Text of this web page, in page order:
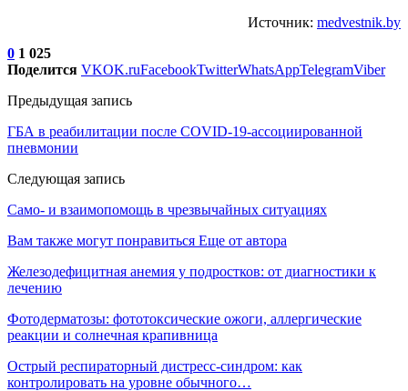
Источник: medvestnik.by
0 1 025
Поделится VKOK.ruFacebookTwitterWhatsAppTelegramViber
Предыдущая запись
ГБА в реабилитации после COVID-19-ассоциированной
пневмонии
Следующая запись
Само- и взаимопомощь в чрезвычайных ситуациях
Вам также могут понравиться Еще от автора
Железодефицитная анемия у подростков: от диагностики к
лечению
Фотодерматозы: фототоксические ожоги, аллергические
реакции и солнечная крапивница
Острый респираторный дистресс-синдром: как
контролировать на уровне обычного…